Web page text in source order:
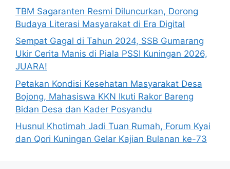
TBM Sagaranten Resmi Diluncurkan, Dorong
Budaya Literasi Masyarakat di Era Digital
Sempat Gagal di Tahun 2024, SSB Gumarang
Ukir Cerita Manis di Piala PSSI Kuningan 2026,
JUARA!
Petakan Kondisi Kesehatan Masyarakat Desa
Bojong, Mahasiswa KKN Ikuti Rakor Bareng
Bidan Desa dan Kader Posyandu
Husnul Khotimah Jadi Tuan Rumah, Forum Kyai
dan Qori Kuningan Gelar Kajian Bulanan ke-73